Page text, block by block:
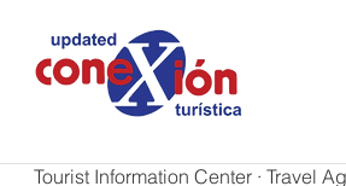
Tourist Information Center · Travel